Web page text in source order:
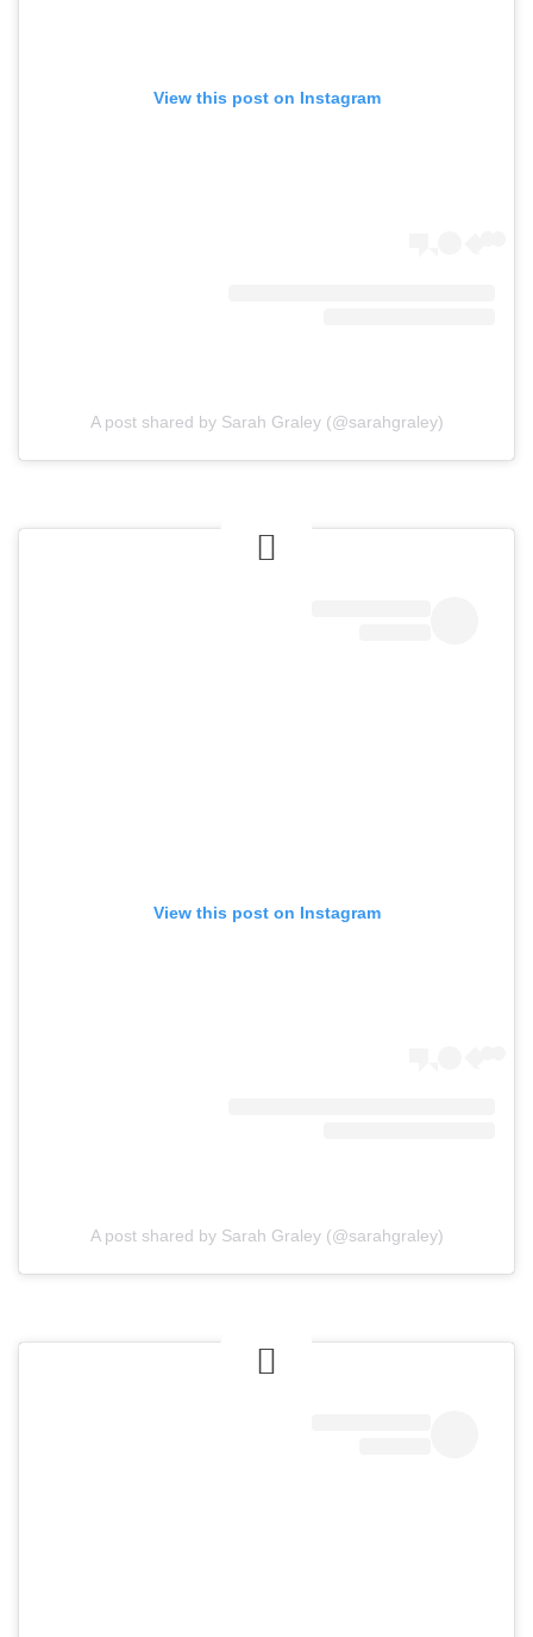
View this post on Instagram
A post shared by Sarah Graley (@sarahgraley)
View this post on Instagram
A post shared by Sarah Graley (@sarahgraley)